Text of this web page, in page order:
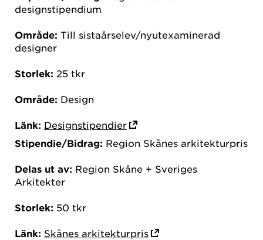
designstipendium
Område: Till sistaårselev/nyutexaminerad
designer
Storlek: 25 tkr
Område: Design
Länk: Designstipendier
Stipendie/Bidrag: Region Skånes arkitekturpris
Delas ut av: Region Skåne + Sveriges
Arkitekter
Storlek: 50 tkr
Länk: Skånes arkitekturpris